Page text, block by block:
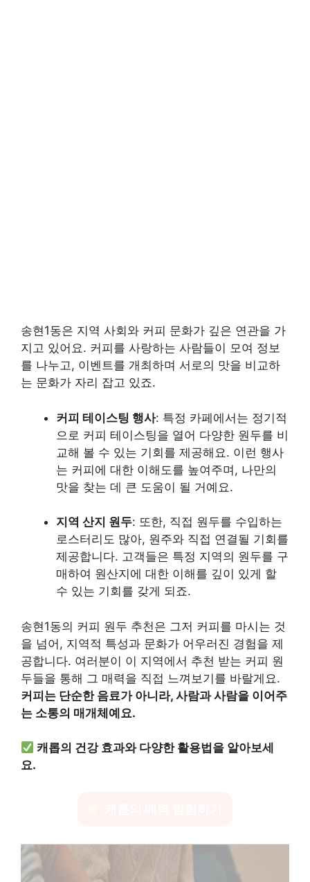
송현1동은 지역 사회와 커피 문화가 깊은 연관을 가
지고 있어요. 커피를 사랑하는 사람들이 모여 정보
를 나누고, 이벤트를 개최하며 서로의 맛을 비교하
는 문화가 자리 잡고 있죠.
커피 테이스팅 행사: 특정 카페에서는 정기적
으로 커피 테이스팅을 열어 다양한 원두를 비
교해 볼 수 있는 기회를 제공해요. 이런 행사
는 커피에 대한 이해도를 높여주며, 나만의
맛을 찾는 데 큰 도움이 될 거예요.
지역 산지 원두: 또한, 직접 원두를 수입하는
로스터리도 많아, 원주와 직접 연결될 기회를
제공합니다. 고객들은 특정 지역의 원두를 구
매하여 원산지에 대한 이해를 깊이 있게 할
수 있는 기회를 갖게 되죠.
송현1동의 커피 원두 추천은 그저 커피를 마시는 것
을 넘어, 지역적 특성과 문화가 어우러진 경험을 제
공합니다. 여러분이 이 지역에서 추천 받는 커피 원
두들을 통해 그 매력을 직접 느껴보기를 바랄게요.
커피는 단순한 음료가 아니라, 사람과 사람을 이어주
는 소통의 매개체예요.
캐롭의 건강 효과와 다양한 활용법을 알아보세
요.